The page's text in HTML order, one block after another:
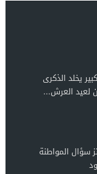
يخلد الذكرى
لعيد العرش...
سؤال المواطنة